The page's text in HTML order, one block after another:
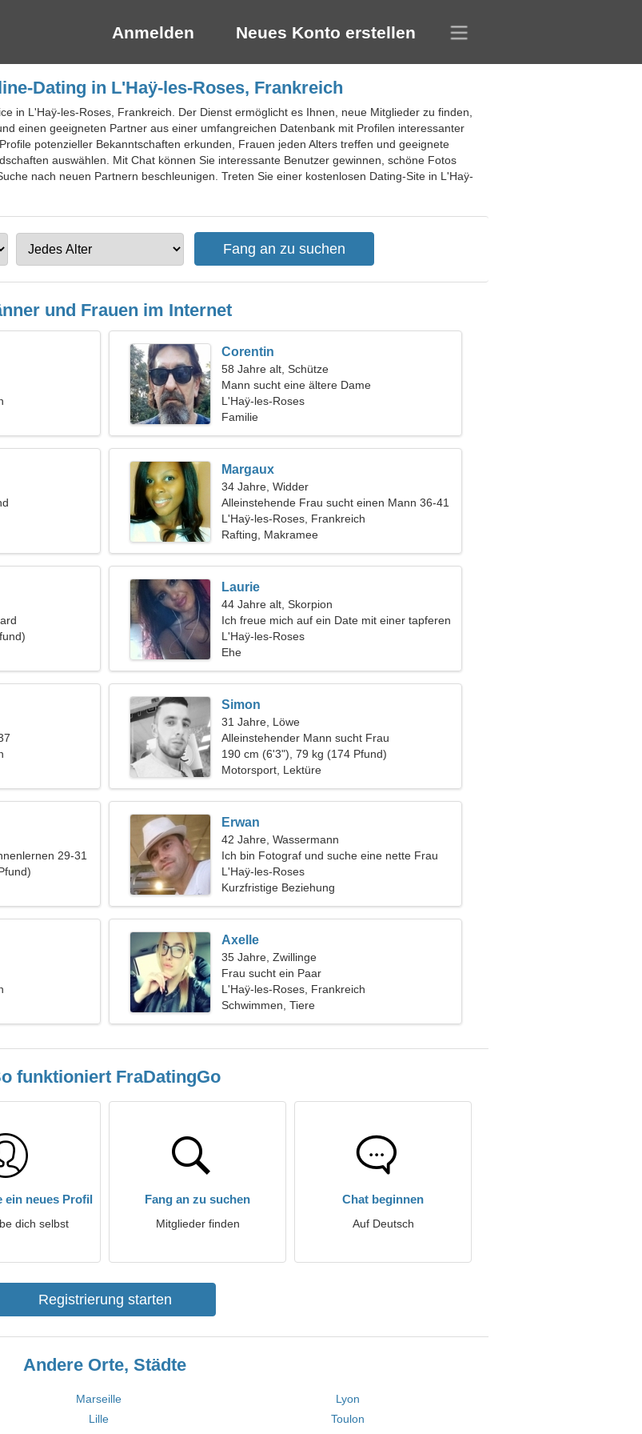
Anmelden Neues Konto erstellen
Dating in L'Haÿ-les-Roses, Frankreich
in L'Haÿ-les-Roses, Frankreich. Der Dienst ermöglicht es Ihnen, neue Mitglieder zu finden,
einen geeigneten Partner aus einer umfangreichen Datenbank mit Profilen interessanter
potenzieller Bekanntschaften erkunden, Frauen jeden Alters treffen und geeignete
auswählen. Mit Chat können Sie interessante Benutzer gewinnen, schöne Fotos
nach neuen Partnern beschleunigen. Treten Sie einer kostenlosen Dating-Site in L'Haÿ-
und Frauen im Internet
Corentin
58 Jahre alt, Schütze
Mann sucht eine ältere Dame
L'Haÿ-les-Roses
Familie
Margaux
34 Jahre, Widder
Alleinstehende Frau sucht einen Mann 36-41
L'Haÿ-les-Roses, Frankreich
Rafting, Makramee
Laurie
44 Jahre alt, Skorpion
Ich freue mich auf ein Date mit einer tapferen
Freundin
L'Haÿ-les-Roses
Ehe
Simon
31 Jahre, Löwe
Alleinstehender Mann sucht Frau
190 cm (6'3"), 79 kg (174 Pfund)
Motorsport, Lektüre
29-31
Erwan
42 Jahre, Wassermann
Ich bin Fotograf und suche eine nette Frau
L'Haÿ-les-Roses
Kurzfristige Beziehung
Axelle
35 Jahre, Zwillinge
Frau sucht ein Paar
L'Haÿ-les-Roses, Frankreich
Schwimmen, Tiere
funktioniert FraDatingGo
ein neues Profil
dich selbst
Fang an zu suchen
Mitglieder finden
Chat beginnen
Auf Deutsch
Registrierung starten
Andere Orte, Städte
Marseille
Lyon
Lille
Toulon